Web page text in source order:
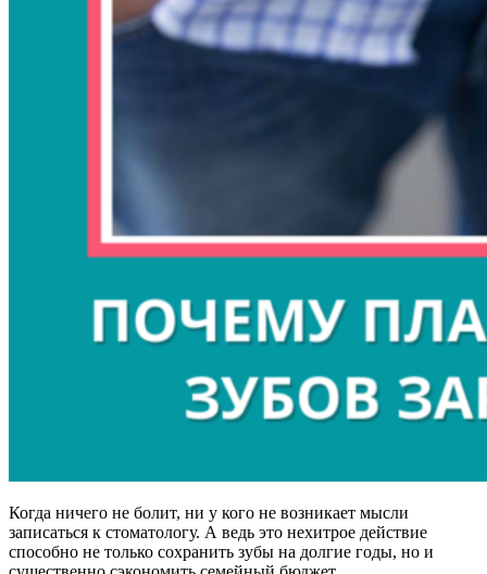
Когда ничего не болит, ни у кого не возникает мысли
записаться к стоматологу. А ведь это нехитрое действие
способно не только сохранить зубы на долгие годы, но и